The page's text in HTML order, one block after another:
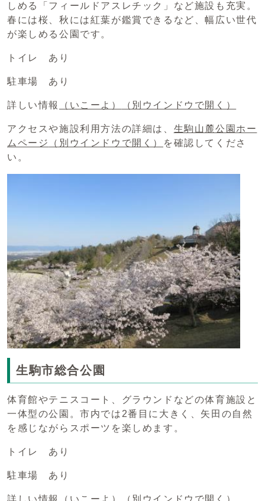
しめる「フィールドアスレチック」など施設も充実。
春には桜、秋には紅葉が鑑賞できるなど、幅広い世代
が楽しめる公園です。
トイレ あり
駐車場 あり
詳しい情報 （いこーよ） （別ウインドウで開く）
アクセスや施設利用方法の詳細は、 生駒山麓公園ホー
ムページ
（別ウインドウで開く）
を確認してくださ
い。
生駒市総合公園
体育館やテニスコート、グラウンドなどの体育施設と
一体型の公園。市内では2番目に大きく、矢田の自然
を感じながらスポーツを楽しめます。
トイレ あり
駐車場 あり